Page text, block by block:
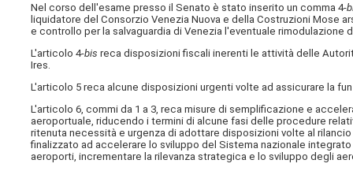
Nel corso dell'esame presso il Senato è stato inserito un comma 4-
liquidatore del Consorzio Venezia Nuova e della Costruzioni Mose
e controllo per la salvaguardia di Venezia l'eventuale
L'articolo 4-bis reca disposizioni fiscali inerenti le attività delle
Ires.
L'articolo 5 reca alcune disposizioni urgenti volte ad assicurare la
L'articolo 6, commi da 1 a 3, reca misure di semplificazione e
aeroportuale, riducendo i termini di alcune fasi delle procedure
ritenuta necessità e urgenza di adottare disposizioni volte al
finalizzato ad accelerare lo sviluppo del Sistema nazionale
aeroporti, incrementare la rilevanza strategica e lo sviluppo degli